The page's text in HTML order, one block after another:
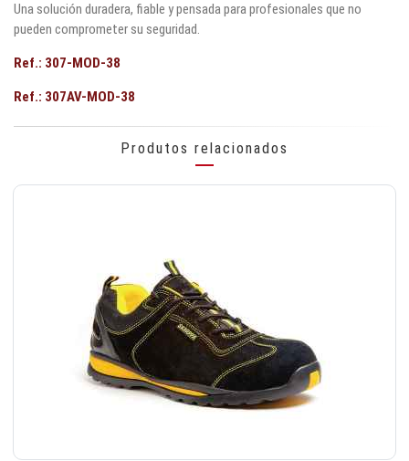
Una solución duradera, fiable y pensada para profesionales que no
pueden comprometer su seguridad.
Ref.: 307-MOD-38
Ref.: 307AV-MOD-38
Produtos relacionados